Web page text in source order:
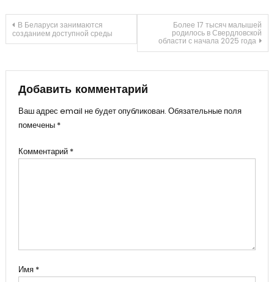
Навигация
записям
В Беларуси занимаются
созданием доступной среды
Более 17 тысяч малышей
родилось в Свердловской
области с начала 2025 года
Добавить комментарий
Ваш адрес email не будет опубликован. Обязательные поля
помечены *
Комментарий *
Имя *